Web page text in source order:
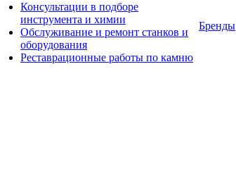
Консультации в подборе
инструмента и химии
Обслуживание и ремонт станков и
оборудования
Реставрационные работы по камню
Бренды